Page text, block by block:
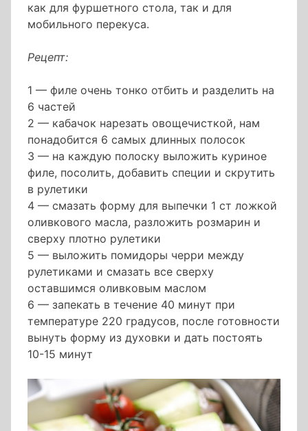
и
помидорами
как для фуршетного стола, так и для
мобильного перекуса.
Рецепт:
1 — филе очень тонко отбить и разделить на
6 частей
2 — кабачок нарезать овощечисткой, нам
понадобится 6 самых длинных полосок
3 — на каждую полоску выложить куриное
филе, посолить, добавить специи и скрутить
в рулетики
4 — смазать форму для выпечки 1 ст ложкой
оливкового масла, разложить розмарин и
сверху плотно рулетики
5 — выложить помидоры черри между
рулетиками и смазать все сверху
оставшимся оливковым маслом
6 — запекать в течение 40 минут при
температуре 220 градусов, после готовности
вынуть форму из духовки и дать постоять
10-15 минут